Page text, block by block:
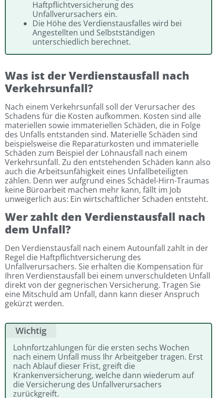
Haftpflichtversicherung des
Unfallverursachers ein.
Die Höhe des Verdienstausfalles wird bei
Angestellten und Selbstständigen
unterschiedlich berechnet.
Was ist der Verdienstausfall nach
Verkehrsunfall?
Nach einem Verkehrsunfall soll der Verursacher des
Schadens für die Kosten aufkommen. Kosten sind alle
materiellen sowie immateriellen Schäden, die in Folge
des Unfalls entstanden sind. Materielle Schäden sind
beispielsweise die Reparaturkosten und immaterielle
Schäden zum Beispiel der Lohnausfall nach einem
Verkehrsunfall. Zu den entstehenden Schäden kann also
auch die Arbeitsunfähigkeit eines Unfallbeteiligten
zählen. Denn wer aufgrund eines Schädel-Hirn-Traumas
keine Büroarbeit machen mehr kann, fällt im Job
unweigerlich aus: Ein wirtschaftlicher Schaden entsteht.
Wer zahlt den Verdienstausfall nach
dem Unfall?
Den Verdienstausfall nach einem Autounfall zahlt in der
Regel die Haftpflichtversicherung des
Unfallverursachers. Sie erhalten die Kompensation für
Ihren Verdienstausfall bei einem unverschuldeten Unfall
direkt von der gegnerischen Versicherung. Tragen Sie
eine Mitschuld am Unfall, dann kann dieser Anspruch
gekürzt werden.
Wichtig
Lohnfortzahlungen für die ersten sechs Wochen
nach einem Unfall muss Ihr Arbeitgeber tragen. Erst
nach Ablauf dieser Frist, greift die
Krankenversicherung, welche dann wiederum auf
die Versicherung des Unfallverursachers
zurückgreift.